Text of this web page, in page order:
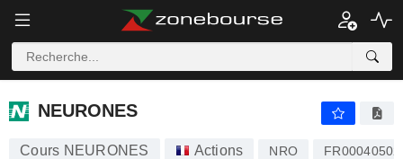
NEURONES
NEURONES
Cours NEURONES Actions NRO